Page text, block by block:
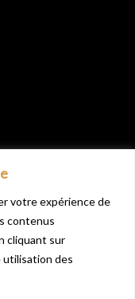
votre expérience de
contenus
cliquant sur
utilisation des